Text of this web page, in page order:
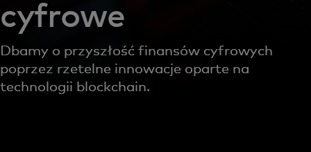
cyfrowe
Dbamy o przyszłość finansów cyfrowych
poprzez rzetelne innowacje oparte na
technologii blockchain.